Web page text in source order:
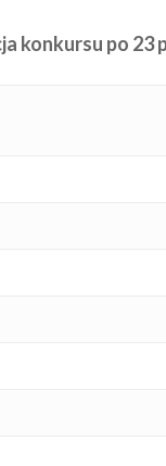
konkursu po 23